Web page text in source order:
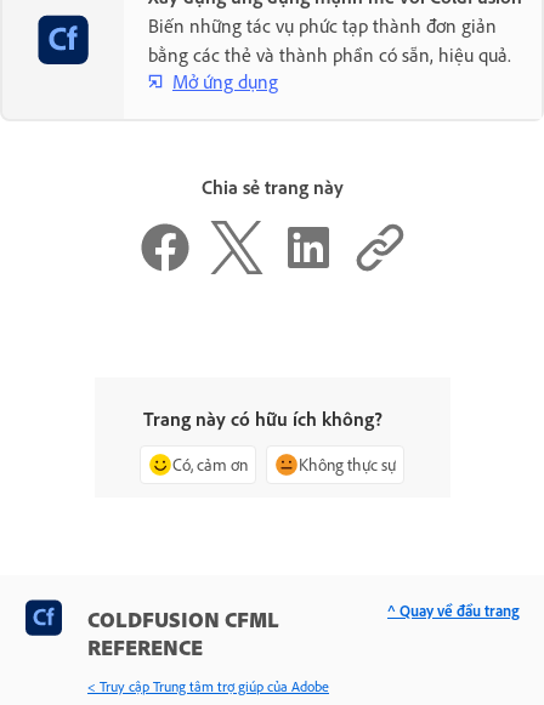
Biến những tác vụ phức tạp thành đơn giản
bằng các thẻ và thành phần có sẵn, hiệu quả.
Mở ứng dụng
Chia sẻ trang này
Trang này có hữu ích không?
Có, cảm ơn Không thực sự
COLDFUSION CFML
REFERENCE
< Truy cập Trung tâm trợ giúp của Adobe
^ Quay về đầu trang